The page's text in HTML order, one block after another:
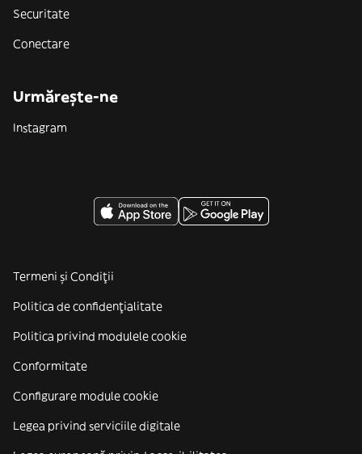
Securitate
Conectare
Urmărește-ne
Instagram
Termeni și Condiții
Politica de confidenţialitate
Politica privind modulele cookie
Conformitate
Configurare module cookie
Legea privind serviciile digitale